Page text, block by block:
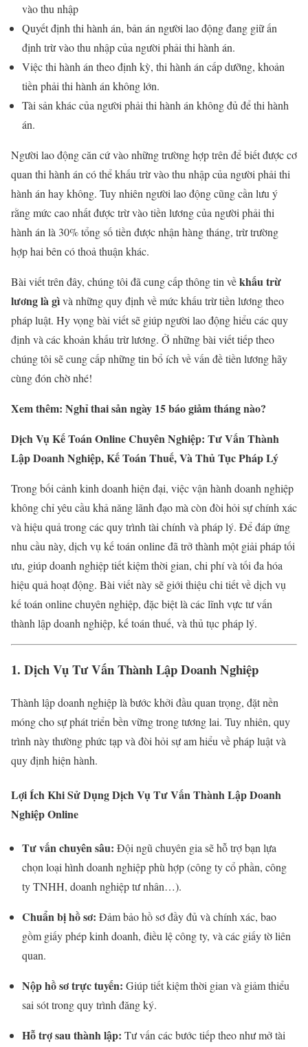
vào thu nhập
Quyết định thi hành án, bản án người lao động đang giữ ấn
định trừ vào thu nhập của người phải thi hành án.
Việc thi hành án theo định kỳ, thi hành án cấp dưỡng, khoản
tiền phải thi hành án không lớn.
Tài sản khác của người phải thi hành án không đủ để thi hành
án.
Người lao động căn cứ vào những trường hợp trên để biết được cơ
quan thi hành án có thể khấu trừ vào thu nhập của người phải thi
hành án hay không. Tuy nhiên người lao động cũng cần lưu ý
rằng mức cao nhất được trừ vào tiền lương của người phải thi
hành án là 30% tổng số tiền được nhận hàng tháng, trừ trường
hợp hai bên có thoả thuận khác.
Bài viết trên đây, chúng tôi đã cung cấp thông tin vềkhấu trừ
lương là gìvà những quy định về mức khấu trừ tiền lương theo
pháp luật. Hy vọng bài viết sẽ giúp người lao động hiểu các quy
định và các khoản khấu trừ lương. Ở những bài viết tiếp theo
chúng tôi sẽ cung cấp những tin bổ ích về vấn đề tiền lương hãy
cùng đón chờ nhé!
Xem thêm: Nghỉ thai sản ngày 15 báo giảm tháng nào?
Dịch Vụ Kế Toán Online Chuyên Nghiệp: Tư Vấn Thành
Lập Doanh Nghiệp, Kế Toán Thuế, Và Thủ Tục Pháp Lý
Trong bối cảnh kinh doanh hiện đại, việc vận hành doanh nghiệp
không chỉ yêu cầu khả năng lãnh đạo mà còn đòi hỏi sự chính xác
và hiệu quả trong các quy trình tài chính và pháp lý. Để đáp ứng
nhu cầu này, dịch vụ kế toán online đã trở thành một giải pháp tối
ưu, giúp doanh nghiệp tiết kiệm thời gian, chi phí và tối đa hóa
hiệu quả hoạt động. Bài viết này sẽ giới thiệu chi tiết về dịch vụ
kế toán online chuyên nghiệp, đặc biệt là các lĩnh vực tư vấn
thành lập doanh nghiệp, kế toán thuế, và thủ tục pháp lý.
1. Dịch Vụ Tư Vấn Thành Lập Doanh Nghiệp
Thành lập doanh nghiệp là bước khởi đầu quan trọng, đặt nền
móng cho sự phát triển bền vững trong tương lai. Tuy nhiên, quy
trình này thường phức tạp và đòi hỏi sự am hiểu về pháp luật và
quy định hiện hành.
Lợi Ích Khi Sử Dụng Dịch Vụ Tư Vấn Thành Lập Doanh
Nghiệp Online
Tư vấn chuyên sâu: Đội ngũ chuyên gia sẽ hỗ trợ bạn lựa
chọn loại hình doanh nghiệp phù hợp (công ty cổ phần, công
ty TNHH, doanh nghiệp tư nhân…).
Chuẩn bị hồ sơ: Đảm bảo hồ sơ đầy đủ và chính xác, bao
gồm giấy phép kinh doanh, điều lệ công ty, và các giấy tờ liên
quan.
Nộp hồ sơ trực tuyến: Giúp tiết kiệm thời gian và giảm thiểu
sai sót trong quy trình đăng ký.
Hỗ trợ sau thành lập: Tư vấn các bước tiếp theo như mở tài